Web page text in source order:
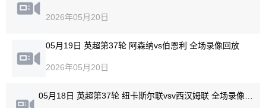
2026年05月20日
05月19日 英超第37轮 阿森纳vs伯恩利 全场录像回放
2026年05月20日